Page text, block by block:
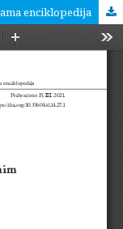
enciklopedija